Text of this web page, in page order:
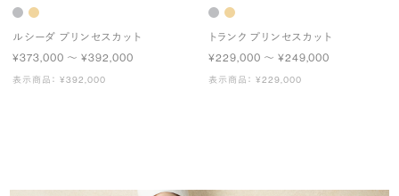
ルシーダ プリンセスカット
¥373,000 〜 ¥392,000
表示商品： ¥392,000
トランク プリンセスカット
¥229,000 〜 ¥249,000
表示商品： ¥229,000